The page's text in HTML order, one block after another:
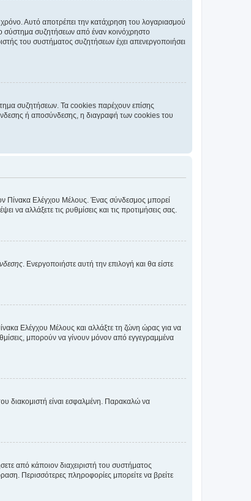
Αυτό αποτρέπει την κατάχρηση του λογαριασμού
σύστημα συζητήσεων από έναν κοινόχρηστο
του συστήματος συζητήσεων έχει απενεργοποιήσει
συζητήσεων. Τα cookies παρέχουν επίσης
ή αποσύνδεσης, η διαγραφή των cookies του
Πίνακα Ελέγχου Μέλους. Ένας σύνδεσμος μπορεί
αλλάξετε τις ρυθμίσεις και τις προτιμήσεις σας.
. Ενεργοποιήστε αυτή την επιλογή και θα είστε
Ελέγχου Μέλους και αλλάξτε τη ζώνη ώρας για να
μπορούν να γίνουν μόνον από εγγεγραμμένα
διακομιστή είναι εσφαλμένη. Παρακαλώ να
από κάποιον διαχειριστή του συστήματος
Περισσότερες πληροφορίες μπορείτε να βρείτε